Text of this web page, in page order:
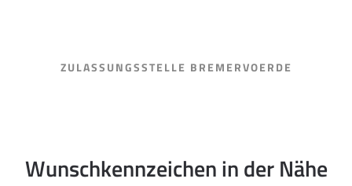
ZULASSUNGSSTELLE BREMERVOERDE
Wunschkennzeichen in der Nähe